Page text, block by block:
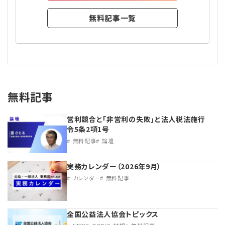
無料記事一覧
無料記事
営利競合と｢非営利の失敗｣と法人税法施行
令5条2項1号
無料記事 論壇
実務カレンダー（2026年9月）
カレンダー 無料記事
全国公益法人協会トピックス